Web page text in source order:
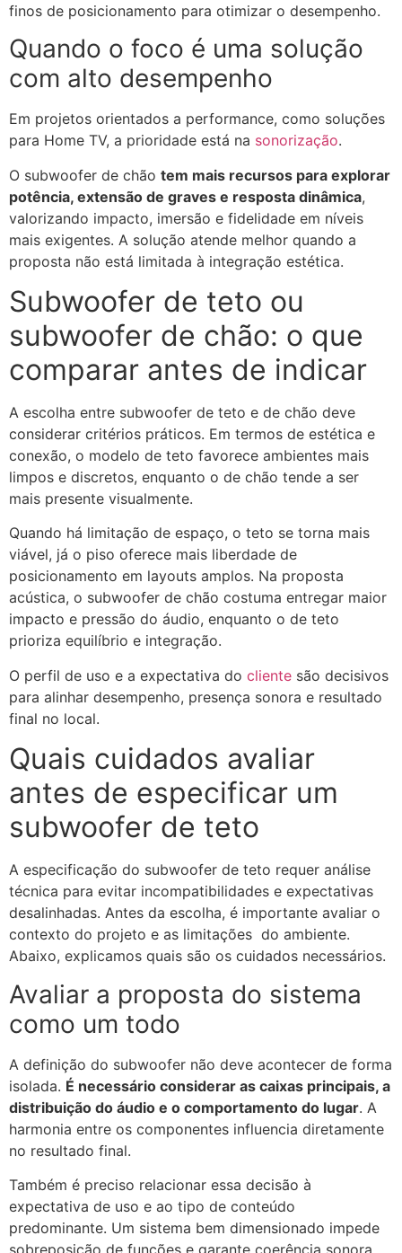
finos de posicionamento para otimizar o desempenho.
Quando o foco é uma solução
com alto desempenho
Em projetos orientados a performance, como soluções
para Home TV, a prioridade está na sonorização.
O subwoofer de chão tem mais recursos para explorar
potência, extensão de graves e resposta dinâmica,
valorizando impacto, imersão e fidelidade em níveis
mais exigentes. A solução atende melhor quando a
proposta não está limitada à integração estética.
Subwoofer de teto ou
subwoofer de chão: o que
comparar antes de indicar
A escolha entre subwoofer de teto e de chão deve
considerar critérios práticos. Em termos de estética e
conexão, o modelo de teto favorece ambientes mais
limpos e discretos, enquanto o de chão tende a ser
mais presente visualmente.
Quando há limitação de espaço, o teto se torna mais
viável, já o piso oferece mais liberdade de
posicionamento em layouts amplos. Na proposta
acústica, o subwoofer de chão costuma entregar maior
impacto e pressão do áudio, enquanto o de teto
prioriza equilíbrio e integração.
O perfil de uso e a expectativa do cliente são decisivos
para alinhar desempenho, presença sonora e resultado
final no local.
Quais cuidados avaliar
antes de especificar um
subwoofer de teto
A especificação do subwoofer de teto requer análise
técnica para evitar incompatibilidades e expectativas
desalinhadas. Antes da escolha, é importante avaliar o
contexto do projeto e as limitações do ambiente.
Abaixo, explicamos quais são os cuidados necessários.
Avaliar a proposta do sistema
como um todo
A definição do subwoofer não deve acontecer de forma
isolada. É necessário considerar as caixas principais, a
distribuição do áudio e o comportamento do lugar. A
harmonia entre os componentes influencia diretamente
no resultado final.
Também é preciso relacionar essa decisão à
expectativa de uso e ao tipo de conteúdo
predominante. Um sistema bem dimensionado impede
sobreposição de funções e garante coerência sonora.